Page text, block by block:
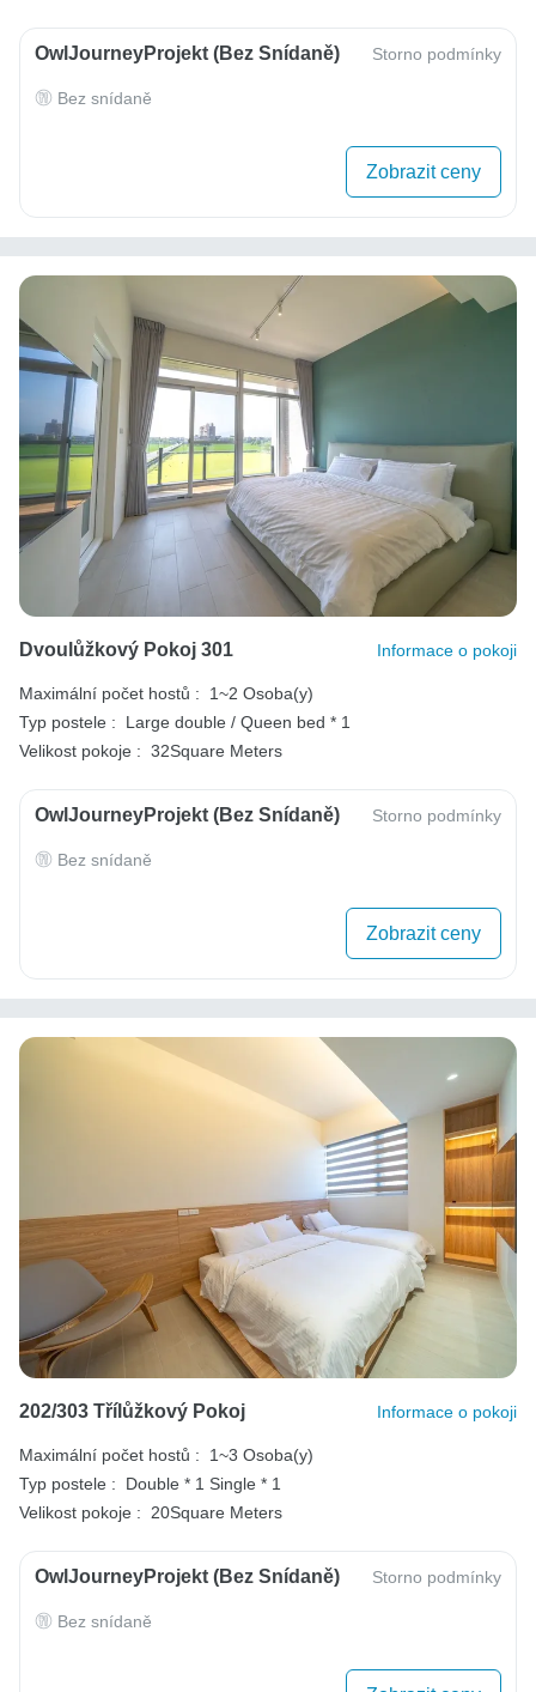
OwlJourneyProjekt (bez Snídaně) Storno podmínky
Bez snídaně
Zobrazit ceny
Dvoulůžkový Pokoj 301 Informace o pokoji
Maximální počet hostů :
1~2 Osoba(y)
Typ postele :
Large double / Queen bed * 1
Velikost pokoje : 32Square Meters
OwlJourneyProjekt (bez Snídaně) Storno podmínky
Bez snídaně
Zobrazit ceny
202/303 Třílůžkový Pokoj Informace o pokoji
Maximální počet hostů :
1~3 Osoba(y)
Typ postele :
Double * 1 Single * 1
Velikost pokoje :
20Square Meters
OwlJourneyProjekt (bez Snídaně) Storno podmínky
Bez snídaně